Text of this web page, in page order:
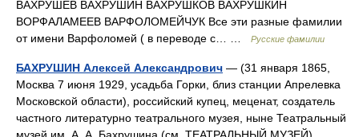
ВАХРУШЕВ ВАХРУШИН ВАХРУШКОВ ВАХРУШКИН
ВОРФАЛАМЕЕВ ВАРФОЛОМЕЙЧУК Все эти разные фамилии
от имени Варфоломей ( в переводе с… …
Русские фамилии
БАХРУШИН Алексей Александрович — (31 января 1865,
Москва 7 июня 1929, усадьба Горки, близ станции Апрелевка
Московской области), российский купец, меценат, создатель
частного литературно театрального музея, ныне Театральный